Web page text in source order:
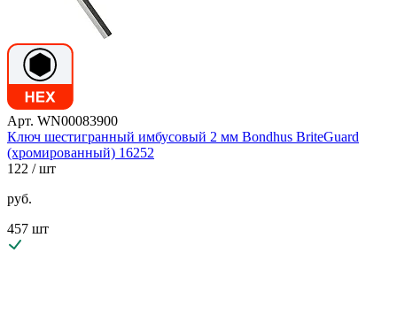
Арт. WN00083900
Ключ шестигранный имбусовый 2 мм Bondhus BriteGuard
(хромированный) 16252
122 / шт
руб.
457 шт